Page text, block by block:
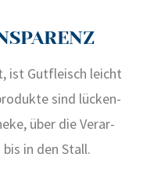
ist Gut­fleisch leicht
sind lücken­
über die Ver­ar­
in den Stall.